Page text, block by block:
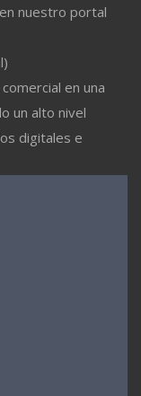
nuestro portal
en una
un alto nivel
digitales e